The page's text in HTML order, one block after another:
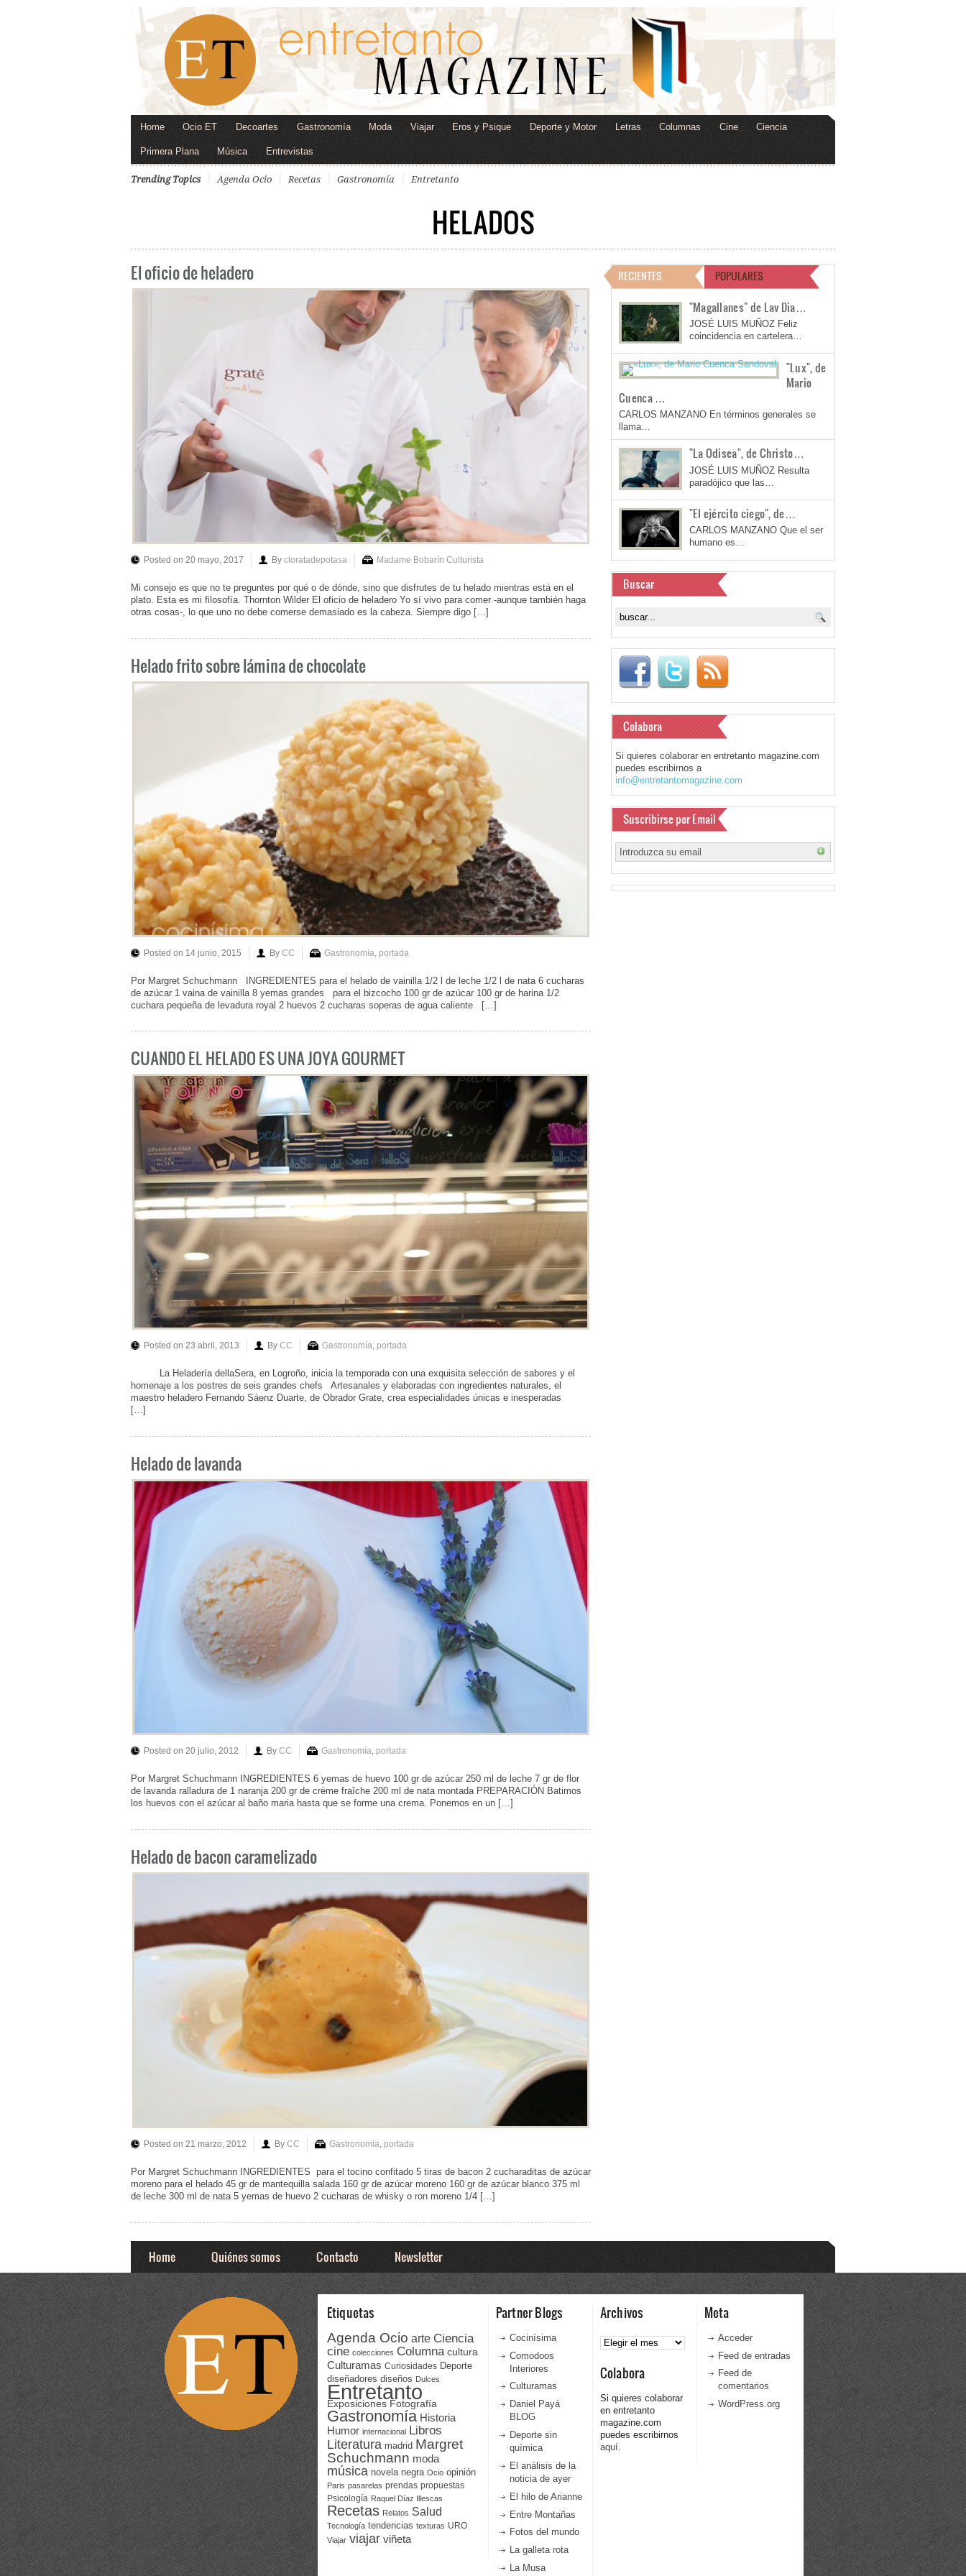
Home Ocio ET Decoartes Gastronomía Moda Viajar Eros y Psique Deporte y Motor Letras Columnas Cine Ciencia
Primera Plana Música Entrevistas
Trending Topics Agenda Ocio Recetas Gastronomía Entretanto
HELADOS
El oficio de heladero
Posted on 20 mayo, 2017 By cloratadepotasa Madame Bobarín Culturista
Mi consejo es que no te preguntes por qué o de dónde, sino que disfrutes de tu helado mientras está en el
plato. Esta es mi filosofía. Thornton Wilder El oficio de heladero Yo sí vivo para comer -aunque también haga
otras cosas-, lo que uno no debe comerse demasiado es la cabeza. Siempre digo […]
Helado frito sobre lámina de chocolate
Posted on 14 junio, 2015 By CC Gastronomía portada
Por Margret Schuchmann INGREDIENTES para el helado de vainilla 1/2 l de leche 1/2 l de nata 6 cucharas
de azúcar 1 vaina de vainilla 8 yemas grandes para el bizcocho 100 gr de azúcar 100 gr de harina 1/2
cuchara pequeña de levadura royal 2 huevos 2 cucharas soperas de agua caliente […]
CUANDO EL HELADO ES UNA JOYA GOURMET
Posted on 23 abril, 2013 By CC Gastronomía, portada
La Heladería dellaSera, en Logroño, inicia la temporada con una exquisita selección de sabores y el
homenaje a los postres de seis grandes chefs Artesanales y elaboradas con ingredientes naturales, el
maestro heladero Fernando Sáenz Duarte, de Obrador Grate, crea especialidades únicas e inesperadas
[…]
Helado de lavanda
Posted on 20 julio, 2012 By CC Gastronomía, portada
Por Margret Schuchmann INGREDIENTES 6 yemas de huevo 100 gr de azúcar 250 ml de leche 7 gr de flor
de lavanda ralladura de 1 naranja 200 gr de crème fraîche 200 ml de nata montada PREPARACIÓN Batimos
los huevos con el azúcar al baño maria hasta que se forme una crema. Ponemos en un […]
Helado de bacon caramelizado
Posted on 21 marzo, 2012 By CC Gastronomía, portada
Por Margret Schuchmann INGREDIENTES para el tocino confitado 5 tiras de bacon 2 cucharaditas de azúcar
moreno para el helado 45 gr de mantequilla salada 160 gr de azúcar moreno 160 gr de azúcar blanco 375 ml
de leche 300 ml de nata 5 yemas de huevo 2 cucharas de whisky o ron moreno 1/4 […]
RECIENTES POPULARES
"Magallanes" de Lav Dia…
JOSÉ LUIS MUÑOZ Feliz
coincidencia en cartelera…
"Lux", de
Mario
Cuenca …
CARLOS MANZANO En términos generales se
llama…
"La Odisea", de Christo…
JOSÉ LUIS MUÑOZ Resulta
paradójico que las…
"El ejército ciego", de…
CARLOS MANZANO Que el ser
humano es…
Buscar
Colabora
Si quieres colaborar en entretanto magazine.com
puedes escribirnos a
info@entretantomagazine.com
Suscribirse por Email
Home Quiénes somos Contacto Newsletter
Etiquetas
Agenda Ocio arte Ciencia
cine colecciones Columna cultura
Culturamas Curiosidades Deporte
diseñadores diseños Dulces
Entretanto
Exposiciones Fotografía
Gastronomía Historia
Humor internacional Libros
Literatura madrid Margret
Schuchmann moda
música novela negra Ocio opinión
Paris pasarelas prendas propuestas
Psicología Raquel Díaz Illescas
Recetas Relatos Salud
Tecnología tendencias texturas URO
Viajar viajar viñeta
Partner Blogs
Cocinísima
Comodoos
Interiores
Culturamas
Daniel Payá
BLOG
Deporte sin
química
El análisis de la
noticia de ayer
El hilo de Arianne
Entre Montañas
Fotos del mundo
La galleta rota
La Musa
Archivos
Archivos
Colabora
Si quieres colaborar
en entretanto
magazine.com
puedes escribirnos
aquí.
Meta
Acceder
Feed de entradas
Feed de
comentarios
WordPress.org